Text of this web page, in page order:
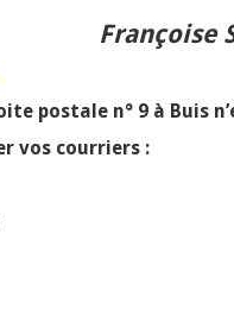
postale n° 9 à Buis
vos courriers :